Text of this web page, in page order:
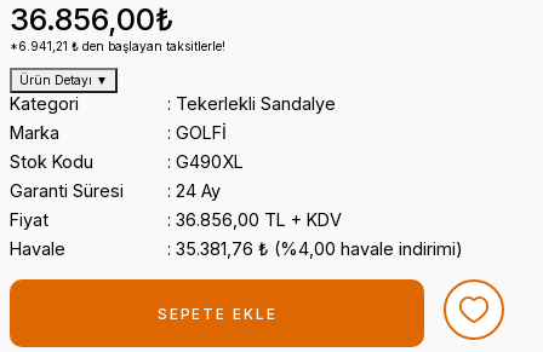
36.856,00₺
*6.941,21 ₺ den başlayan taksitlerle!
Ürün Detayı ▼
Kategori
Tekerlekli Sandalye
Marka
GOLFİ
Stok Kodu
G490XL
Garanti Süresi
24 Ay
Fiyat
36.856,00 TL + KDV
Havale
35.381,76 ₺ (%4,00 havale indirimi)
SEPETE EKLE